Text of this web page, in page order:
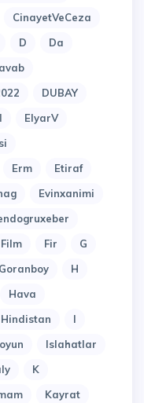
CinayetVeCeza
D
Da
DUBAY
ElyarV
Erm
Etiraf
Evinxanimi
Film Fir
G
Goranboy
H
Hava
Hindistan
I
Islahatlar
K
Kayrat